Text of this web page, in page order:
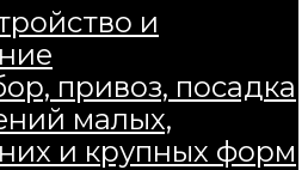
и
привоз, посадка
малых,
и крупных форм